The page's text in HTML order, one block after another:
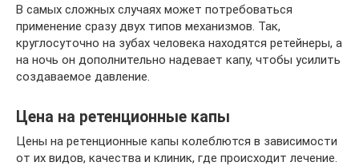
В самых сложных случаях может потребоваться
применение сразу двух типов механизмов. Так,
круглосуточно на зубах человека находятся ретейнеры, а
на ночь он дополнительно надевает капу, чтобы усилить
создаваемое давление.
Цена на ретенционные капы
Цены на ретенционные капы колеблются в зависимости
от их видов, качества и клиник, где происходит лечение.